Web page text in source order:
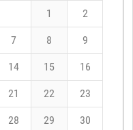
1 2
7 8 9
14 15 16
21 22 23
28 29 30